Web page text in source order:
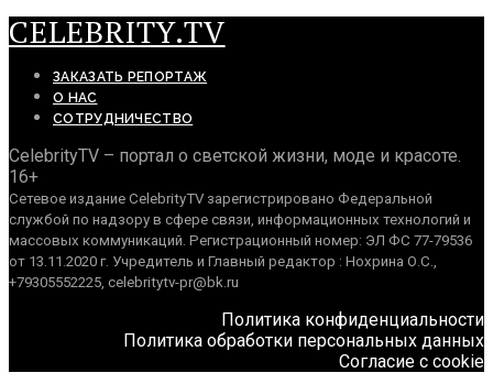
CELEBRITY.TV
ЗАКАЗАТЬ РЕПОРТАЖ
О НАС
СОТРУДНИЧЕСТВО
CelebrityTV – портал о светской жизни, моде и красоте.
16+
Сетевое издание CelebrityTV зарегистрировано Федеральной
службой по надзору в сфере связи, информационных технологий и
массовых коммуникаций. Регистрационный номер: ЭЛ ФС 77-79536
от 13.11.2020 г. Учредитель и Главный редактор : Нохрина О.С.,
+79305552225, celebritytv-pr@bk.ru
Политика конфиденциальности
Политика обработки персональных данных
Согласие с cookie